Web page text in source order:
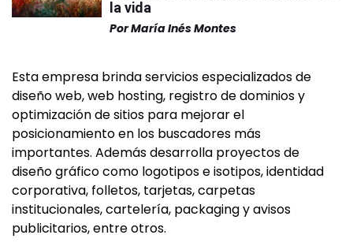
la vida
PorMaría Inés Montes
Esta empresa brinda servicios especializados de
diseño web, web hosting, registro de dominios y
optimización de sitios para mejorar el
posicionamiento en los buscadores más
importantes. Además desarrolla proyectos de
diseño gráfico como logotipos e isotipos, identidad
corporativa, folletos, tarjetas, carpetas
institucionales, cartelería, packaging y avisos
publicitarios, entre otros.